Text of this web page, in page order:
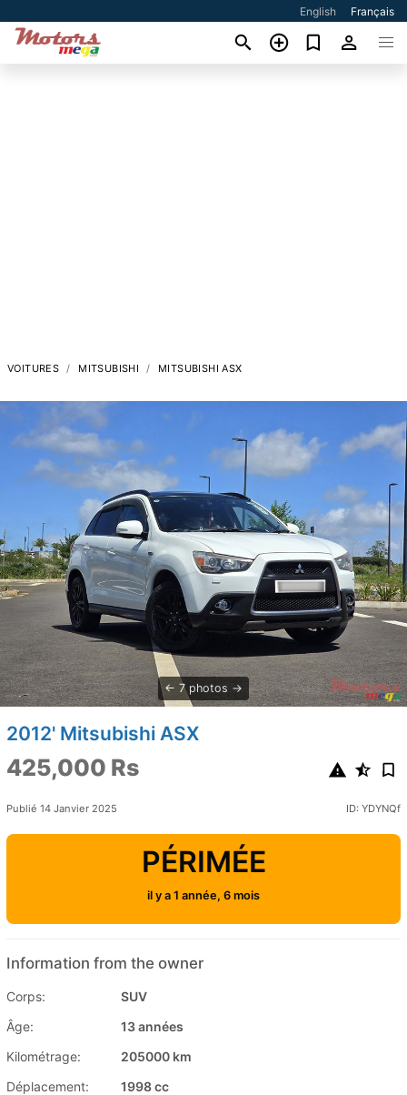
English Français
VOITURES MITSUBISHI MITSUBISHI ASX
7 photos
2012' Mitsubishi ASX
425,000 Rs
Publié 14 Janvier 2025 ID: YDYNQf
PÉRIMÉE
il y a 1 année, 6 mois
Information from the owner
Corps:
SUV
Âge:
13 années
Kilométrage:
205000 km
Déplacement:
1998 cc